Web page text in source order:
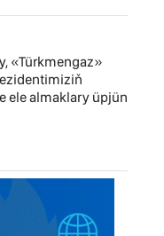
«Türkmengaz»
ele almaklary üpjün